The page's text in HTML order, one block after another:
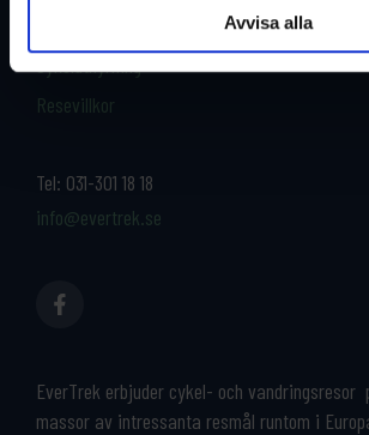
Avvisa alla
Tel: 031-301 18 18
info@evertrek.se
EverTrek erbjuder cykel- och vandringsresor
massor av intressanta resmål runtom i
Cykeluthyrning
Resevillkor
Grupp &
Kontakta